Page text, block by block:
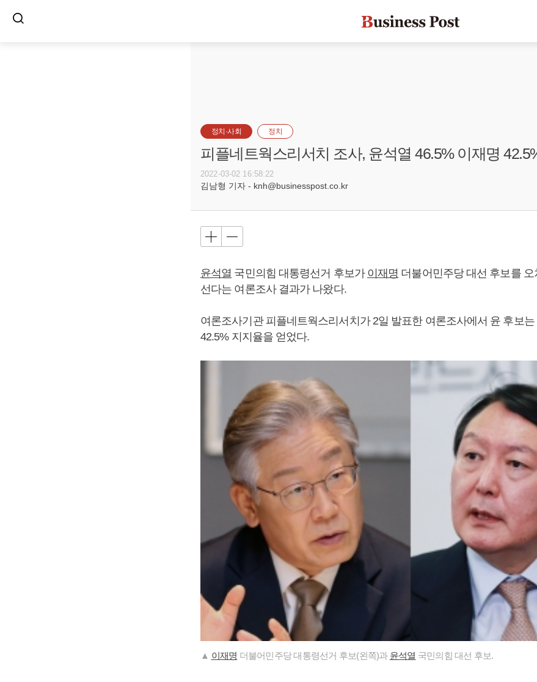
정치·사회 정치
피플네트웍스리서치 조사, 윤석열 46.5% 이재명
2022-03-02 16:58:22
김남형 기자 - knh@businesspost.co.kr
윤석열 국민의힘 대통령선거 후보가 이재명 더불어민주당 대선 후보를
선다는 여론조사 결과가 나왔다.
여론조사기관 피플네트웍스리서치가 2일 발표한 여론조사에서 윤 후보는
42.5% 지지율을 얻었다.
▲ 이재명 더불어민주당 대통령선거 후보(왼쪽)과 윤석열 국민의힘 대선 후보.